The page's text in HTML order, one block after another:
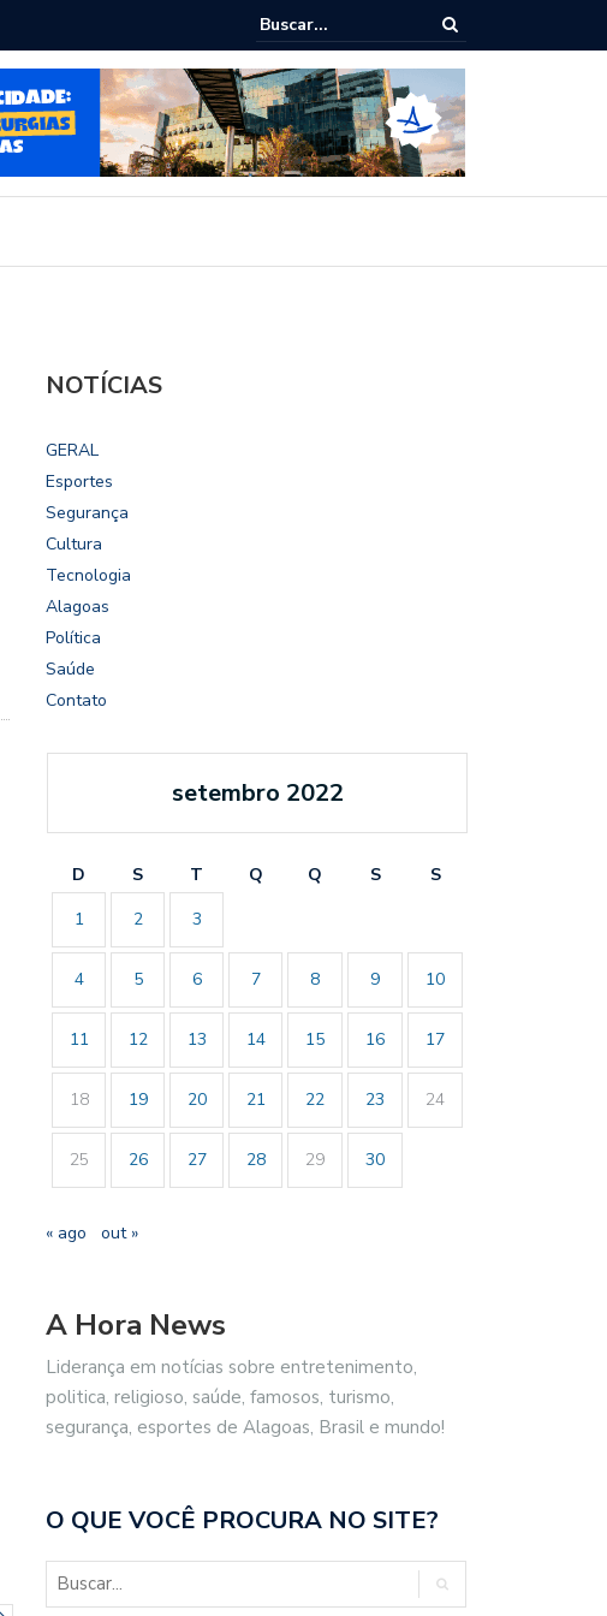
Brasil repudia revogação de visto de embaixadora nos EUA
NOTÍCIAS
GERAL
Esportes
Segurança
Cultura
Tecnologia
Alagoas
Política
Saúde
Contato
setembro 2022
D S T Q Q S
S
1
2 3
4 5 6 7 8 9 10
11 12 13 14 15 16 17
18 19 20 21 22 23 24
25 26 27 28 29 30
« ago out »
A Hora News
Liderança em notícias sobre entretenimento,
politica, religioso, saúde, famosos, turismo,
segurança, esportes de Alagoas, Brasil e mundo!
O QUE VOCÊ PROCURA NO SITE?